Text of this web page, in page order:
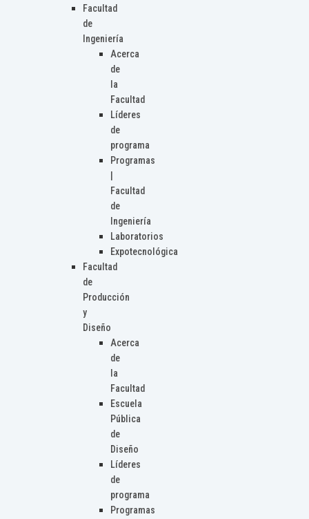
Facultad
de
Ingeniería
Acerca
de
la
Facultad
Líderes
de
programa
Programas
Facultad
de
Ingeniería
Laboratorios
Expotecnológica
Facultad
de
Producción
y
Diseño
Acerca
de
la
Facultad
Escuela
Pública
de
Diseño
Líderes
de
programa
Programas